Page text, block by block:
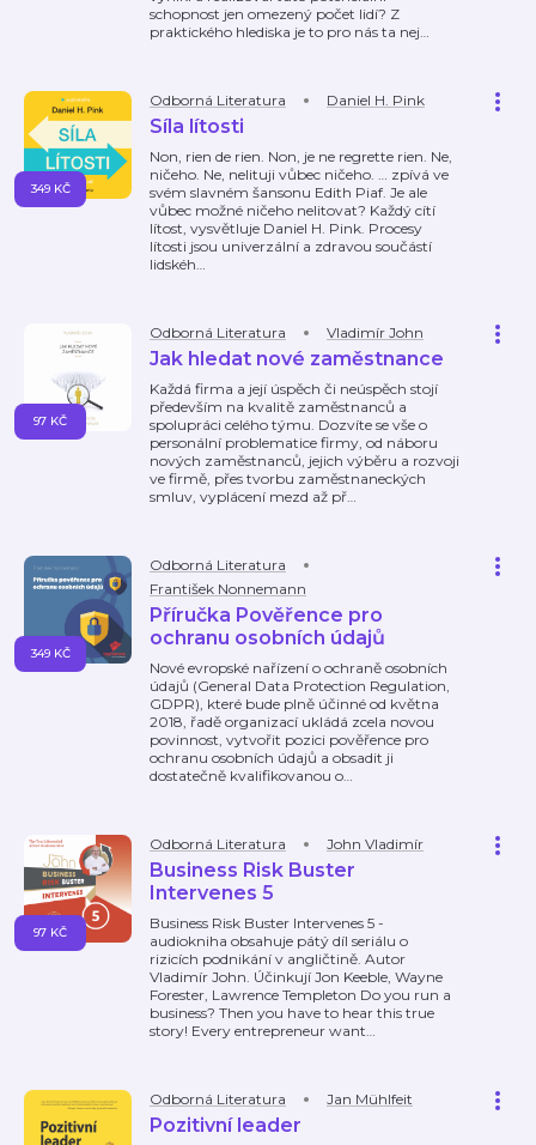
schopnost jen omezený počet lidí? Z
praktického hlediska je to pro nás ta nej…
Odborná Literatura Daniel H. Pink
Síla lítosti
Non, rien de rien. Non, je ne regrette rien. Ne,
ničeho. Ne, nelituji vůbec ničeho. … zpívá ve
svém slavném šansonu Edith Piaf. Je ale
vůbec možné ničeho nelitovat? Každý cítí
lítost, vysvětluje Daniel H. Pink. Procesy
lítosti jsou univerzální a zdravou součástí
lidskéh…
349 KČ
Odborná Literatura Vladimír John
Jak hledat nové zaměstnance
Každá firma a její úspěch či neúspěch stojí
především na kvalitě zaměstnanců a
spolupráci celého týmu. Dozvíte se vše o
personální problematice firmy, od náboru
nových zaměstnanců, jejich výběru a rozvoji
ve firmě, přes tvorbu zaměstnaneckých
smluv, vyplácení mezd až př…
97 KČ
Odborná Literatura
František Nonnemann
Příručka Pověřence pro
ochranu osobních údajů
Nové evropské nařízení o ochraně osobních
údajů (General Data Protection Regulation,
GDPR), které bude plně účinné od května
2018, řadě organizací ukládá zcela novou
povinnost, vytvořit pozici pověřence pro
ochranu osobních údajů a obsadit ji
dostatečně kvalifikovanou o…
349 KČ
Odborná Literatura John Vladimír
Business Risk Buster
Intervenes 5
Business Risk Buster Intervenes 5 -
audiokniha obsahuje pátý díl seriálu o
rizicích podnikání v angličtině. Autor
Vladimír John. Účinkují Jon Keeble, Wayne
Forester, Lawrence Templeton Do you run a
business? Then you have to hear this true
story! Every entrepreneur want…
97 KČ
Odborná Literatura Jan Mühlfeit
Pozitivní leader